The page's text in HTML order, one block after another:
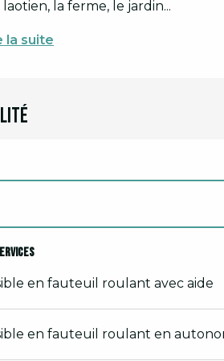
la ferme, le jardin...
la suite
en fauteuil roulant avec aide
en fauteuil roulant en